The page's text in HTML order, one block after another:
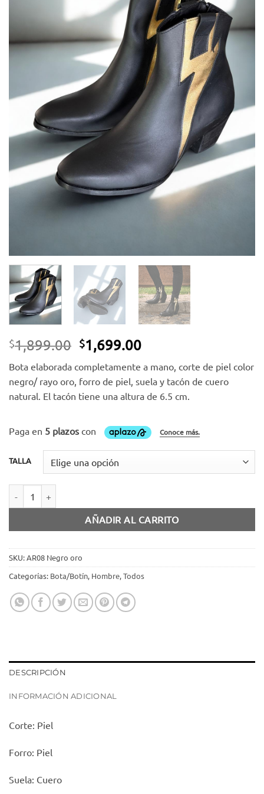
deseos
$1,899.00 El
precio
original
era:
$1,899.00.
$1,699.00El
actual
es:
$1,699.00.
Bota elaborada completamente a mano, corte de piel color
negro/ rayo oro, forro de piel, suela y tacón de cuero
natural. El tacón tiene una altura de 6.5 cm.
TALLA
AÑADIR AL CARRITO
SKU:AR08 Negro oro
Categorías: Bota/Botín, Hombre,Todos
DESCRIPCIÓN
INFORMACIÓN ADICIONAL
Corte: Piel
Forro: Piel
Suela: Cuero